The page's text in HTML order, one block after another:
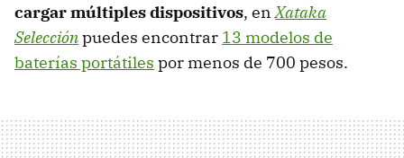
cargar múltiples dispositivos, enXataka
Selecciónpuedes encontrar 13 modelos de
baterías portátiles por menos de 700 pesos.